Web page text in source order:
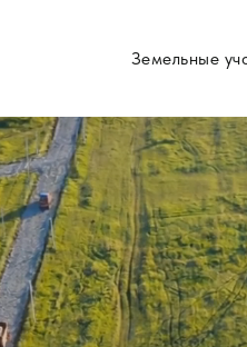
Земельные